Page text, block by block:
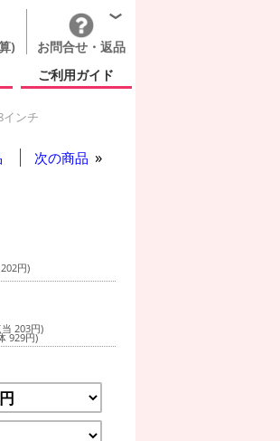
)
お問合せ・返品
ご利用ガイド
ンチ
次の商品
円)
当 203円)
929円)